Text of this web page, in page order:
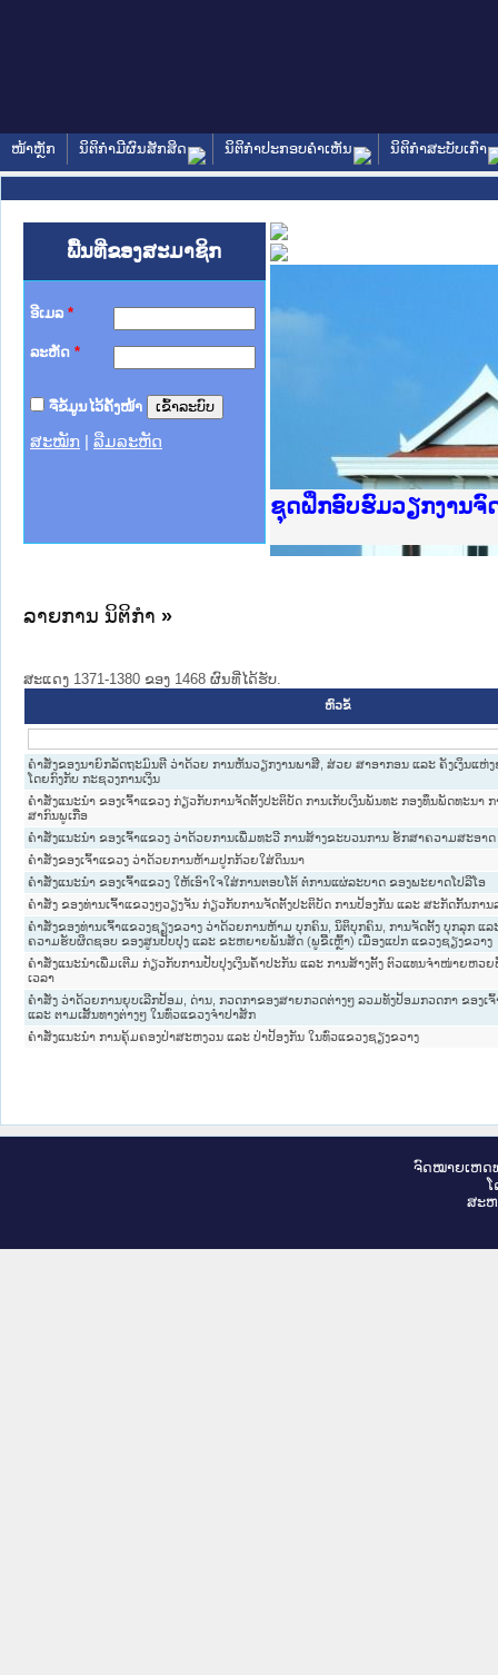
ໜ້າຫຼັກ ນິຕິກໍາມີຜົນສັກສິດ ນິຕິກໍາປະກອບຄໍາເຫັນ ນິຕິກໍາສະບັບເກົ່າ
ພື້ນທີ່ຂອງສະມາຊິກ
ອີເມລ *
ລະຫັດ *
ຈື່ຂໍ້ມູນໄວ້ຄັ້ງໜ້າ
ສະໝັກ ລືມລະຫັດ
Ministry of Justice
ເຜີຍແຜ່ວັບໄຊຈົດໝາຍເ
ກະຊວງຍຸຕິທຳ
ຊຸດຝຶກອົບຮົມວຽກງານຈົ
ກອງປະຊຸມທົບທວນຄືນກ
ຝຶກອົບຮົມ ຜູ່ປະສານງາ
ຝຶກອົບຮົມ ຜູ່ປະສານງາ
ເຜີຍແຜ່ແອັບກົດໝາຍລາ
ເຜີຍແຜ່ແອັບກົດໝາຍລາ
ຍົກລະດັບວຽກງານຈົດໝ
ຊຸດຝຶກອົບຮົມວຽກງານຈົ
ລາຍການ ນິຕິກໍາ »
ສະແດງ 1371-1380 ຂອງ 1468 ຜົນທີ່ໄດ້ຮັບ.
ຫົວຂໍ້
ຄຳສັ່ງຂອງນາຍົກລັດຖະມົນຕີ ວ່າດ້ວຍ ການຫັນວຽກງານພາສີ, ສ່ວຍ ສາອາກອນ ແລະ ຄັງເງິນແຫ່
ໂດຍກົງກັບ ກະຊວງການເງິນ
ຄຳສັ່ງແນະນຳ ຂອງເຈົ້າແຂວງ ກ່ຽວກັບການຈັດຕັ້ງປະຕິບັດ ການເກັບເງິນພັນທະ ກອງທຶນພັດທະນາ
ສາກົນພູເກືອ
ຄຳສັ່ງແນະນຳ ຂອງເຈົ້າແຂວງ ວ່າດ້ວຍການເພີ່ມທະວີ ການສ້າງຂະບວນການ ຮັກສາຄວາມສະອາ
ຄຳສັ່ງຂອງເຈົ້າແຂວງ ວ່າດ້ວຍການຫ້າມປູກກ້ວຍໃສ່ດິນນາ
ຄຳສັ່ງແນະນຳ ຂອງເຈົ້າແຂວງ ໃຫ້ເອົາໃຈໃສ່ການຕອບໂຕ້ ຕໍ່ການແຜ່ລະບາດ ຂອງພະຍາດໂປລີໂອ
ຄໍາສັ່ງ ຂອງທ່ານເຈົ້າແຂວງໆວຽງຈັນ ກ່ຽວກັບການຈັດຕັ້ງປະຕິບັດ ການປ້ອງກັນ ແລະ ສະກັດກັ້ນກາ
ຄຳສັ່ງຂອງທ່ານເຈົ້າແຂວງຊຽງຂວາງ ວ່າດ້ວຍການຫ້າມ ບຸກຄົນ, ນິຕິບຸກຄົນ, ການຈັດຕັ້ງ ບຸກລຸກ ແ
ຄວາມຮັບຜິດຊອບ ຂອງສູນປັບປຸງ ແລະ ຂະຫຍາຍພັນສັດ (ພູຂີ້ເຫຼົ້າ) ເມືອງແປກ ແຂວງຊຽງຂວາງ
ຄຳສັ່ງແນະນຳເພີ່ມເຕີມ ກ່ຽວກັບການປັບປຸງເງິນຄ້ຳປະກັນ ແລະ ການສ້າງຕັ້ງ ຕົວແທນຈຳໜ່າຍຫວ
ເວລາ
ຄຳສັ່ງ ວ່າດ້ວຍການຍຸບເລີກປ້ອມ, ດ່ານ, ກວດກາຂອງສາຍກວດຕ່າງໆ ລວມທັງປ້ອມກວດກາ ຂອງເ
ແລະ ຕາມເສັ້ນທາງຕ່າງໆ ໃນທົ່ວແຂວງຈຳປາສັກ
ຄຳສັ່ງແນະນຳ ການຄຸ້ມຄອງປ່າສະຫງວນ ແລະ ປ່າປ້ອງກັນ ໃນທົ່ວແຂວງຊຽງຂວາງ
ຈົດ​ໝາຍ​ເຫດ​
ສະ​ຫ